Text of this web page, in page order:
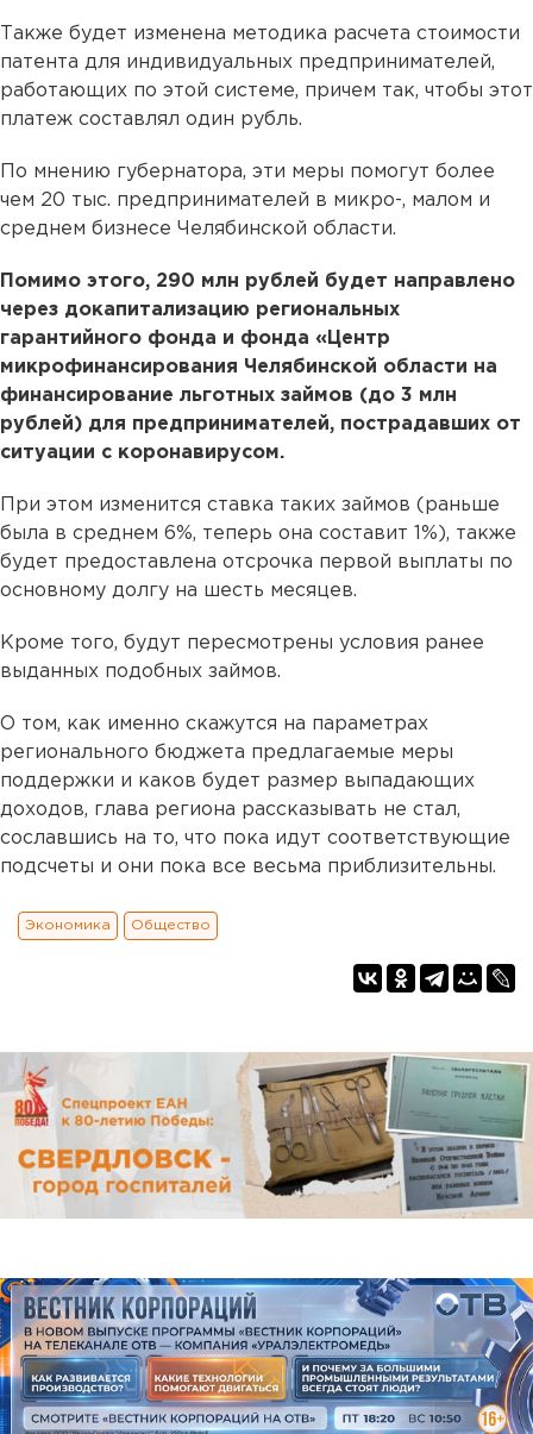
Также будет изменена методика расчета стоимости
патента для индивидуальных предпринимателей,
работающих по этой системе, причем так, чтобы этот
платеж составлял один рубль.
По мнению губернатора, эти меры помогут более
чем 20 тыс. предпринимателей в микро-, малом и
среднем бизнесе Челябинской области.
Помимо этого, 290 млн рублей будет направлено
через докапитализацию региональных
гарантийного фонда и фонда «Центр
микрофинансирования Челябинской области на
финансирование льготных займов (до 3 млн
рублей) для предпринимателей, пострадавших от
ситуации с коронавирусом.
При этом изменится ставка таких займов (раньше
была в среднем 6%, теперь она составит 1%), также
будет предоставлена отсрочка первой выплаты по
основному долгу на шесть месяцев.
Кроме того, будут пересмотрены условия ранее
выданных подобных займов.
О том, как именно скажутся на параметрах
регионального бюджета предлагаемые меры
поддержки и каков будет размер выпадающих
доходов, глава региона рассказывать не стал,
сославшись на то, что пока идут соответствующие
подсчеты и они пока все весьма приблизительны.
Экономика Общество